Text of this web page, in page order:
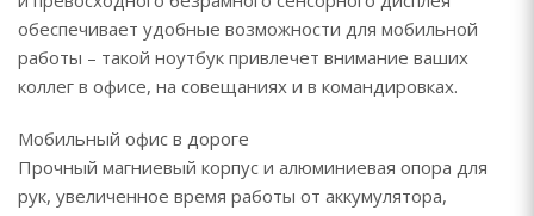
обеспечивает удобные возможности для мобильной
работы – такой ноутбук привлечет внимание ваших
коллег в офисе, на совещаниях и в командировках.
Мобильный офис в дороге
Прочный магниевый корпус и алюминиевая опора для
рук, увеличенное время работы от аккумулятора,